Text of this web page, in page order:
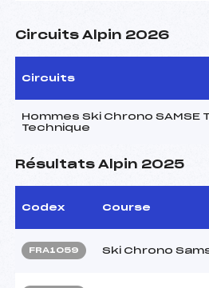
Circuits Alpin 2026
Circuits
Hommes Ski Chrono SAMSE
Technique
Résultats Alpin 2025
Codex Course
FRA1059 Ski Chrono